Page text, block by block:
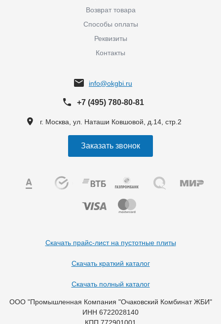
Возврат товара
Способы оплаты
Реквизиты
Контакты
info@okgbi.ru
+7 (495) 780-80-81
г. Москва, ул. Наташи Ковшовой, д.14, стр.2
Заказать звонок
Скачать прайс-лист на пустотные плиты
Скачать краткий каталог
Скачать полный каталог
ООО "Промышленная Компания "Очаковский Комбинат ЖБИ"
ИНН 6722028140
КПП 772901001